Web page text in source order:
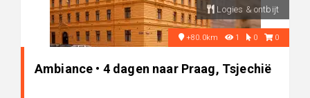
Logies & ontbijt
+80.0km 1 0 0
Ambiance • 4 dagen naar Praag, Tsjechië